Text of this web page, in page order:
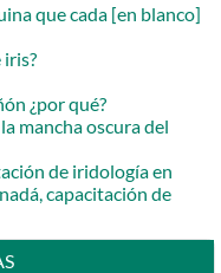
que cada [en blanco]
iris?
¿por qué?
mancha oscura del
de iridología en
capacitación de